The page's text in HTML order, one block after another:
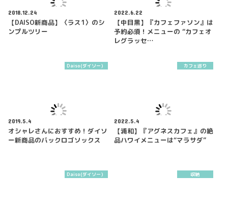
2018.12.24
【DAISO新商品】〈ラス1〉のシ
ンプルツリー
2022.6.22
【中目黒】『カフェファソン』は
予約必須！メニューの “カフェオ
レグラッセ…
Daiso(ダイソー）
2019.5.4
オシャレさんにおすすめ！ダイソ
ー新商品のバックロゴソックス
カフェ巡り
2022.5.4
【浦和】『アグネスカフェ』の絶
品ハワイメニューは“マラサダ”
Daiso(ダイソー） 収納